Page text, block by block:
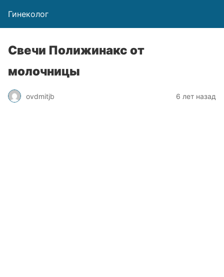
Гинеколог
Свечи Полижинакс от
молочницы
ovdmitjb 6 лет назад